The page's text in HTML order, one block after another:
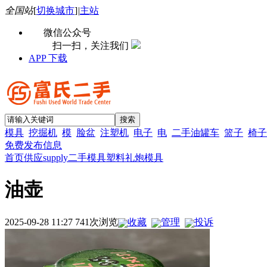
全国站[切换城市]|主站
微信公众号
扫一扫，关注我们
APP 下载
模具 挖掘机 模 脸盆 注塑机 电子 电 二手油罐车 篮子 椅
免费发布信息
首页供应supply二手模具塑料礼炮模具
油壶
2025-09-28 11:27 741次浏览 收藏 管理 投诉